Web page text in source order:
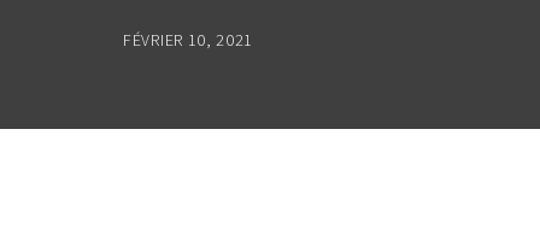
FÉVRIER 10, 2021